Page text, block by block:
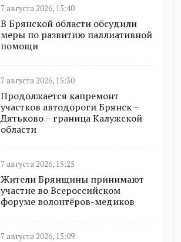
7 августа 2026, 15:40
В Брянской области обсудили
меры по развитию паллиативной
помощи
7 августа 2026, 15:30
Продолжается капремонт
участков автодороги Брянск –
Дятьково – граница Калужской
области
7 августа 2026, 15:25
Жители Брянщины принимают
участие во Всероссийском
форуме волонтёров-медиков
7 августа 2026, 15:09